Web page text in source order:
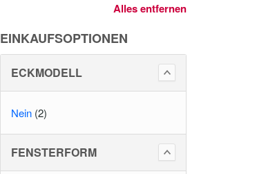
Alles entfernen
EINKAUFSOPTIONEN
ECKMODELL
Nein (2)
FENSTERFORM